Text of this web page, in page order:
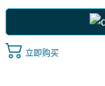
立即购买